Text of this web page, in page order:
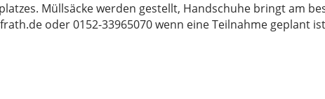
Müllsäcke werden gestellt, Handschuhe bringt am
oder 0152-33965070 wenn eine Teilnahme geplant